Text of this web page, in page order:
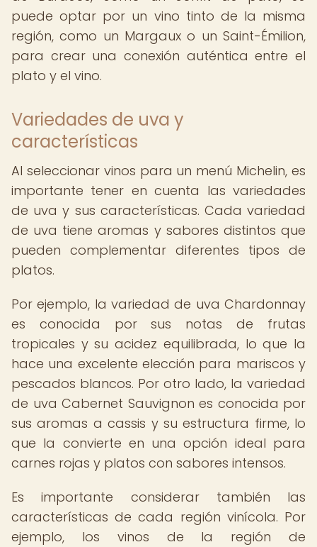
puede optar por un vino tinto de la misma
región, como un Margaux o un Saint-Émilion,
para crear una conexión auténtica entre el
plato y el vino.
Variedades de uva y
características
Al seleccionar vinos para un menú Michelin, es
importante tener en cuenta las variedades
de uva y sus características. Cada variedad
de uva tiene aromas y sabores distintos que
pueden complementar diferentes tipos de
platos.
Por ejemplo, la variedad de uva Chardonnay
es conocida por sus notas de frutas
tropicales y su acidez equilibrada, lo que la
hace una excelente elección para mariscos y
pescados blancos. Por otro lado, la variedad
de uva Cabernet Sauvignon es conocida por
sus aromas a cassis y su estructura firme, lo
que la convierte en una opción ideal para
carnes rojas y platos con sabores intensos.
Es importante considerar también las
características de cada región vinícola. Por
ejemplo, los vinos de la región de